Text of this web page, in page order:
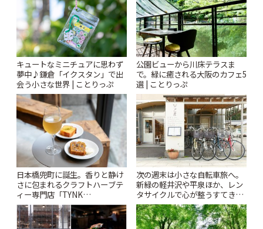
キュートなミニチュアに思わず
夢中♪鎌倉「イクスタン」で出
会う小さな世界 | ことりっぷ
公園ビューから川床テラスま
で。緑に癒される大阪のカフェ5
選 | ことりっぷ
日本橋兜町に誕生。香りと静け
さに包まれるクラフトハーブテ
ィー専門店「TYNK
Kabutocho」 | ことりっぷ
次の週末は小さな自転車旅へ。
新緑の軽井沢や平泉ほか、レン
タサイクルで心が整うすてきな
景色 | ことりっぷ